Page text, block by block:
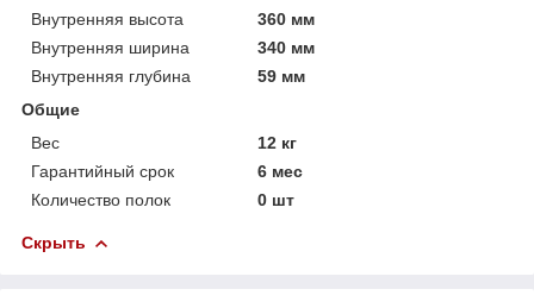
Внутренняя высота
360 мм
Внутренняя ширина
340 мм
Внутренняя глубина
59 мм
Общие
Вес
12 кг
Гарантийный срок
6 мес
Количество полок
0 шт
Скрыть